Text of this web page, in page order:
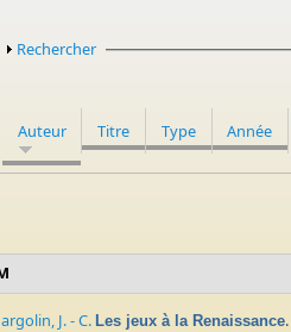
Afficher
Rechercher
Auteur
Titre Type Année
J. - C.Les jeux à la Renaissance.